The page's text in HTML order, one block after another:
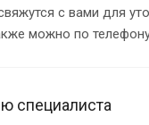
с вами для
можно по
специалиста